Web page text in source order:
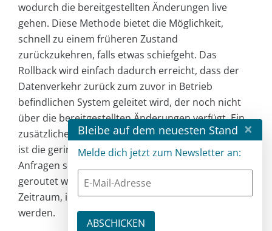
wodurch die bereitgestellten Änderungen live
gehen. Diese Methode bietet die Möglichkeit,
schnell zu einem früheren Zustand
zurückzukehren, falls etwas schiefgeht. Das
Rollback wird einfach dadurch erreicht, dass der
Datenverkehr zurück zum zuvor in Betrieb
befindlichen System geleitet wird, der noch nicht
über die bereitgestellten Änderungen verfügt. Ein
zusätzlicher Vorteil des Blue-Green-Deployments
ist die geringere Ausfallzeit des Servers. Da
Anfragen sofort von einem Server zum anderen
geroutet werden, gibt es idealerweise keinen
Zeitraum, in dem Anfragen nicht beantwortet
werden.
Bleibe auf dem neuesten Stand ×
Melde dich jetzt zum Newsletter an: